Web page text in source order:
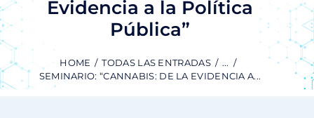
Evidencia a la Política
Pública”
HOME TODAS LAS ENTRADAS
...
SEMINARIO: “CANNABIS: DE LA EVIDENCIA A...